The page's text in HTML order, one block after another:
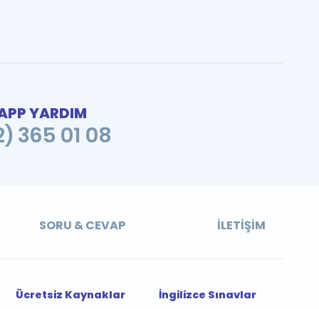
YARDIM
365 01 08
SORU & CEVAP İLETIŞIM
Ücretsiz Kaynaklar
İngilizce Sınavlar